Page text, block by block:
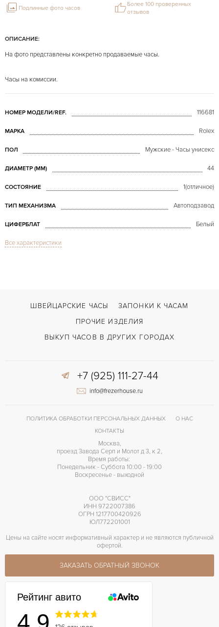
ОПИСАНИЕ:
На фото представлены конкретно продаваемые часы.
Часы на комиссии.
НОМЕР МОДЕЛИ/REF. 116681
МАРКА Rolex
ПОЛ Мужские - Часы унисекс
ДИАМЕТР (MM) 44
СОСТОЯНИЕ 1(отличное)
ТИП МЕХАНИЗМА Автоподзавод
ЦИФЕРБЛАТ Белый
СТЕКЛО
ВОЗМОЖНОСТИ ДОСТАВКИ
ЦВЕТ БРАСЛЕТА
Все характеристики
Подлинные фото часов
Более 100 проверенных
отзывов
ШВЕЙЦАРСКИЕ ЧАСЫ
ЗАПОНКИ К ЧАСАМ
ПРОЧИЕ ИЗДЕЛИЯ
ВЫКУП ЧАСОВ В ДРУГИХ ГОРОДАХ
+7 (925) 111-27-44
info@frezerhouse.ru
ПОЛИТИКА ОБРАБОТКИ ПЕРСОНАЛЬНЫХ ДАННЫХ
О НАС
КОНТАКТЫ
Москва,
проезд Завода Серп и Молот д 3, к 2,
Время работы:
Понедельник - Суббота 10:00 - 19:00
Воскресенье - выходной
ООО "СВИСС"
ИНН 9722007386
ОГРН 1217700420926
ЮЛ772201001
Цены на сайте носят информативный характер и не являются публичной
офертой.
ЗАКАЗАТЬ ОБРАТНЫЙ ЗВОНОК
Рейтинг авито